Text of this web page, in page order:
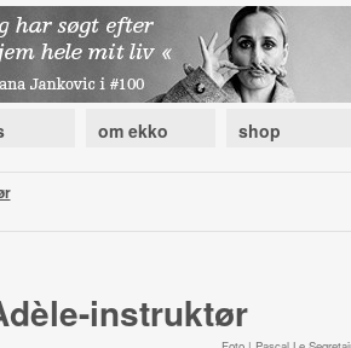
om ekko shop
instruktør